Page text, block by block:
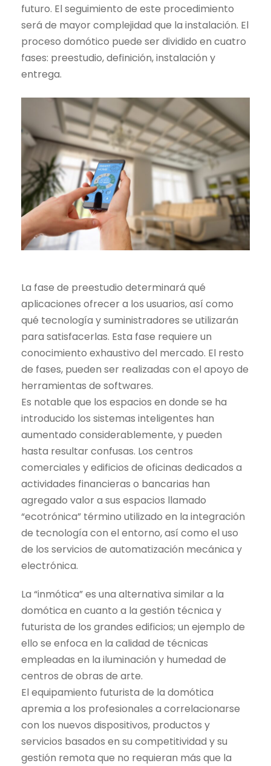
futuro. El seguimiento de este procedimiento
será de mayor complejidad que la instalación. El
proceso domótico puede ser dividido en cuatro
fases: preestudio, definición, instalación y
entrega.
La fase de preestudio determinará qué
aplicaciones ofrecer a los usuarios, así como
qué tecnología y suministradores se utilizarán
para satisfacerlas. Esta fase requiere un
conocimiento exhaustivo del mercado. El resto
de fases, pueden ser realizadas con el apoyo de
herramientas de softwares.
Es notable que los espacios en donde se ha
introducido los sistemas inteligentes han
aumentado considerablemente, y pueden
hasta resultar confusas. Los centros
comerciales y edificios de oficinas dedicados a
actividades financieras o bancarias han
agregado valor a sus espacios llamado
“ecotrónica” término utilizado en la integración
de tecnología con el entorno, así como el uso
de los servicios de automatización mecánica y
electrónica.
La “inmótica” es una alternativa similar a la
domótica en cuanto a la gestión técnica y
futurista de los grandes edificios; un ejemplo de
ello se enfoca en la calidad de técnicas
empleadas en la iluminación y humedad de
centros de obras de arte.
El equipamiento futurista de la domótica
apremia a los profesionales a correlacionarse
con los nuevos dispositivos, productos y
servicios basados en su competitividad y su
gestión remota que no requieran más que la